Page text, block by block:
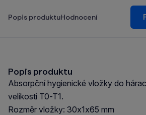
Popis produktuHodnocení
Popis produktu
Absorpční hygienické vložky do
velikosti T0-T1.
Rozměr vložky: 30x1x65 mm